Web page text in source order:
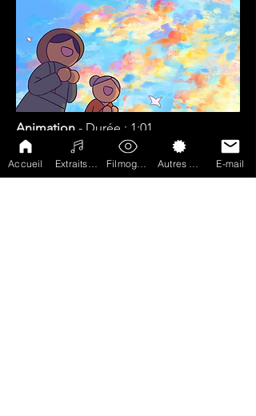
Animation - Durée : 1:01
Eva Aubry, David Cady, Grace
Mispeleare, Alexia Mokry,
Adeline Perrigault
Accueil E-mail